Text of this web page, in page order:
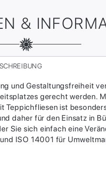
&
und Gestaltungsfreiheit
gerecht werden.
ist
daher für den Einsatz in
Sie sich einfach eine
ISO 14001 für